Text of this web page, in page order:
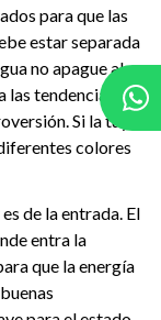
para que las
estar separada
no apague al
las tendencias, las
Si la tuya
colores
de la entrada. El
entra la
que la energía